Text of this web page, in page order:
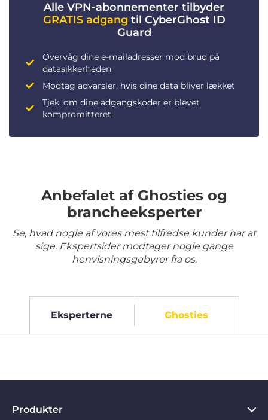
Alle VPN-abonnementer tilbyder
GRATIS adgang til CyberGhost ID
Guard
Overvåg dine e-mailadresser mod brud på
datasikkerheden
Modtag advarsler, hvis dine data bliver lækket
Tjek, om dine adgangskoder er blevet
kompromitteret
Anbefalet af Ghosties og
brancheeksperter
Se, hvad nogle af vores mest tilfredse kunder har at
sige. Ekspertsider modtager nogle gange
henvisningsgebyrer fra os.
Eksperterne Ghosties
Produkter